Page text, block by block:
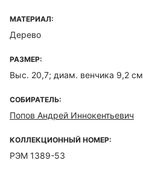
МАТЕРИАЛ:
Дерево
РАЗМЕР:
Выс. 20,7; диам. венчика 9,2 см
СОБИРАТЕЛЬ:
Попов Андрей Иннокентьевич
КОЛЛЕКЦИОННЫЙ НОМЕР:
РЭМ 1389-53